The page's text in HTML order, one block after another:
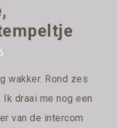
wakker. Rond zes
draai me nog een
van de intercom